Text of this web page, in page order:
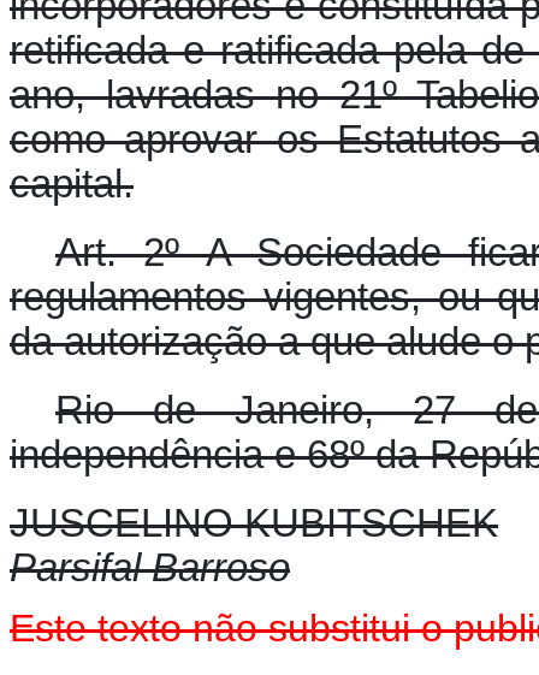
retificada e ratificada pela
ano, lavradas no 21º
como aprovar os Estatutos
capital.
Art. 2º A Sociedade
regulamentos vigentes, ou
da autorização a que alude o
Rio de Janeiro, 27
independência e 68º da
JUSCELINO KUBITSCHEK
Parsifal Barroso
Este textonãosubstitui o